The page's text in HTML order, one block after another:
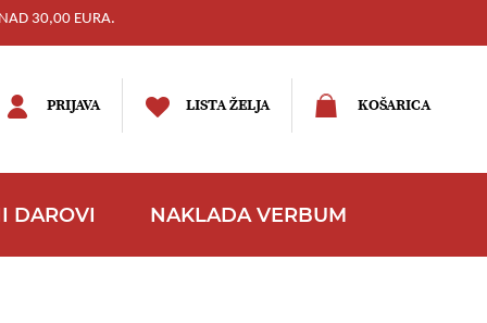
30,00 EURA.
KOŠARICA
LISTA ŽELJA
PRIJAVA
DAROVI NAKLADA VERBUM